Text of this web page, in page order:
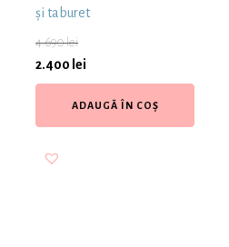
și taburet
4.690lei
2.400 lei
ADAUGĂ ÎN COȘ